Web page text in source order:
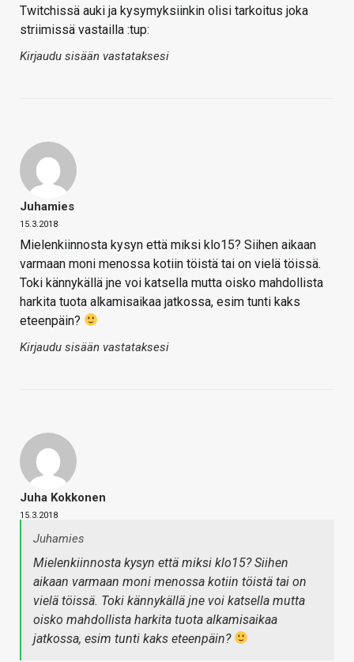
Twitchissä auki ja kysymyksiinkin olisi tarkoitus joka
striimissä vastailla :tup:
Kirjaudu sisään vastataksesi
Juhamies
15.3.2018
Mielenkiinnosta kysyn että miksi klo15? Siihen aikaan
varmaan moni menossa kotiin töistä tai on vielä töissä.
Toki kännykällä jne voi katsella mutta oisko mahdollista
harkita tuota alkamisaikaa jatkossa, esim tunti kaks
eteenpäin?
Kirjaudu sisään vastataksesi
Juha Kokkonen
15.3.2018
Juhamies
Mielenkiinnosta kysyn että miksi klo15? Siihen
aikaan varmaan moni menossa kotiin töistä tai on
vielä töissä. Toki kännykällä jne voi katsella mutta
oisko mahdollista harkita tuota alkamisaikaa
jatkossa, esim tunti kaks eteenpäin?